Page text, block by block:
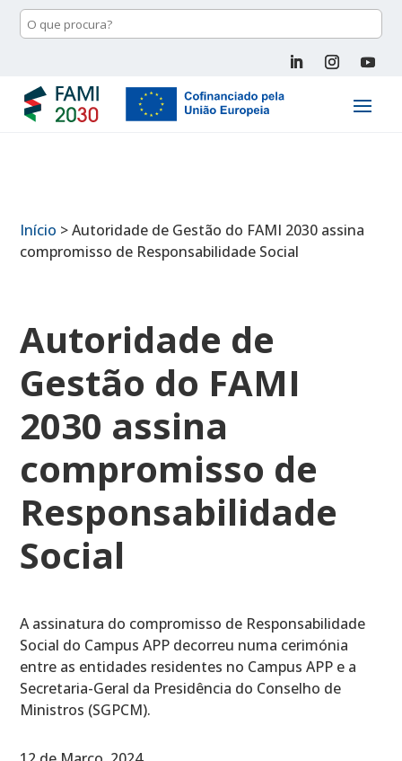
Início >Autoridade de Gestão do FAMI 2030 assina
compromisso de Responsabilidade Social
Autoridade de
Gestão do FAMI
2030 assina
compromisso de
Responsabilidade
Social
A assinatura do compromisso de Responsabilidade
Social do Campus APP decorreu numa cerimónia
entre as entidades residentes no Campus APP e a
Secretaria-Geral da Presidência do Conselho de
Ministros (SGPCM).